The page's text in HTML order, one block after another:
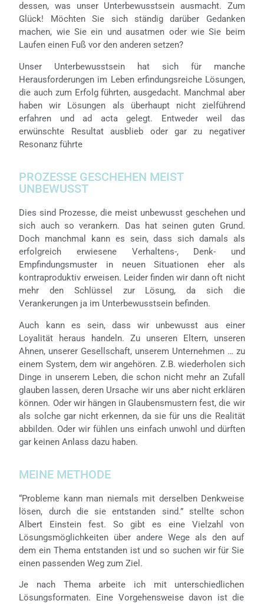
dessen, was unser Unterbewusstsein ausmacht. Zum
Glück! Möchten Sie sich ständig darüber Gedanken
machen, wie Sie ein und ausatmen oder wie Sie beim
Laufen einen Fuß vor den anderen setzen?
Unser Unterbewusstsein hat sich für manche
Herausforderungen im Leben erfindungsreiche Lösungen,
die auch zum Erfolg führten, ausgedacht. Manchmal aber
haben wir Lösungen als überhaupt nicht zielführend
erfahren und ad acta gelegt. Entweder weil das
erwünschte Resultat ausblieb oder gar zu negativer
Resonanz führte
PROZESSE GESCHEHEN MEIST
UNBEWUSST
Dies sind Prozesse, die meist unbewusst geschehen und
sich auch so verankern. Das hat seinen guten Grund.
Doch manchmal kann es sein, dass sich damals als
erfolgreich erwiesene Verhaltens-, Denk- und
Empfindungsmuster in neuen Situationen eher als
kontraproduktiv erweisen. Leider finden wir dann oft nicht
mehr den Schlüssel zur Lösung, da sich die
Verankerungen ja im Unterbewusstsein befinden.
Auch kann es sein, dass wir unbewusst aus einer
Loyalität heraus handeln. Zu unseren Eltern, unseren
Ahnen, unserer Gesellschaft, unserem Unternehmen … zu
einem System, dem wir angehören. Z.B. wiederholen sich
Dinge in unserem Leben, die schon nicht mehr an Zufall
glauben lassen, deren Ursache wir uns aber nicht erklären
können. Oder wir hängen in Glaubensmustern fest, die wir
als solche gar nicht erkennen, da sie für uns die Realität
abbilden. Oder wir fühlen uns einfach unwohl und dürften
gar keinen Anlass dazu haben.
MEINE METHODE
“Probleme kann man niemals mit derselben Denkweise
lösen, durch die sie entstanden sind.” stellte schon
Albert Einstein fest. So gibt es eine Vielzahl von
Lösungsmöglichkeiten über andere Wege als den auf
dem ein Thema entstanden ist und so suchen wir für Sie
einen passenden Weg zum Ziel.
Je nach Thema arbeite ich mit unterschiedlichen
Lösungsformaten. Eine Vorgehensweise davon ist die